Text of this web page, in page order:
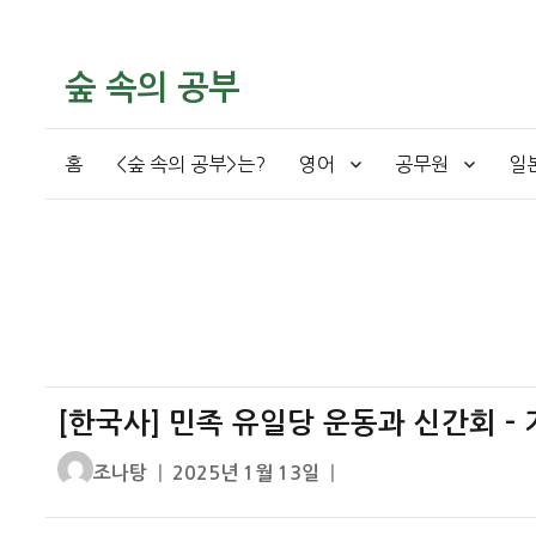
숲 속의 공부
홈 <숲 속의 공부>는? 영어 공무원 일
[한국사] 민족 유일당 운동과 신간회 –
글
조나탕
작
2025년 1월 13일